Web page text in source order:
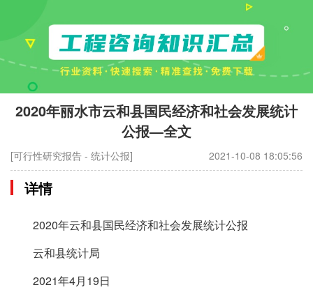
2020年丽水市云和县国民经济和社会发展统计
公报—全文
[可行性研究报告 - 统计公报] 2021-10-08 18:05:56
详情
2020年云和县国民经济和社会发展统计公报
云和县统计局
2021年4月19日